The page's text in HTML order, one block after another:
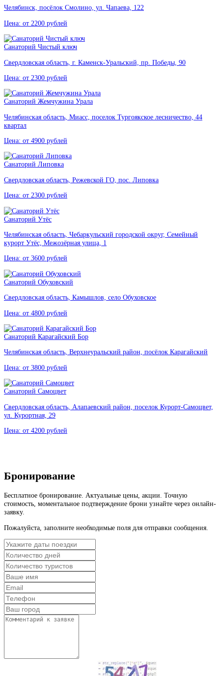
Челябинск, посёлок Смолино, ул. Чапаева, 122
Цена: от 2200 рублей
Санаторий Чистый ключ
Свердловская область, г. Каменск-Уральский, пр. Победы, 90
Цена: от 2300 рублей
Санаторий Жемчужина Урала
Челябинская область, Миасс, поселок Тургоякское лесничество, 44
квартал
Цена: от 4900 рублей
Санаторий Липовка
Свердловская область, Режевской ГО, пос. Липовка
Цена: от 2300 рублей
Санаторий Утёс
Челябинская область, Чебаркульский городской округ, Семейный
курорт Утёс, Межозёрная улица, 1
Цена: от 3600 рублей
Санаторий Обуховский
Свердловская область, Камышлов, село Обуховское
Цена: от 4800 рублей
Санаторий Карагайский Бор
Челябинская область, Верхнеуральский район, посёлок Карагайский
Цена: от 3800 рублей
Санаторий Самоцвет
Свердловская область, Алапаевский район, поселок Курорт‑Самоцвет,
ул. Курортная, 29
Цена: от 4200 рублей
Бронирование
Бесплатное бронирование. Актуальные цены, акции. Точную
стоимость, моментальное подтверждение брони узнайте через онлайн-
заявку.
Пожалуйста, заполните необходимые поля для отправки сообщения.